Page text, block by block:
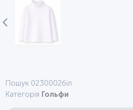
Пошук 0230002біл
Категорія Гольфи